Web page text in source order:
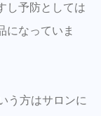
し予防としては
になっていま
う方はサロンに